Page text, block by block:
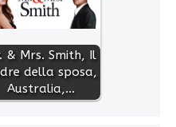
& Mrs. Smith, Il
della sposa,
Australia,…